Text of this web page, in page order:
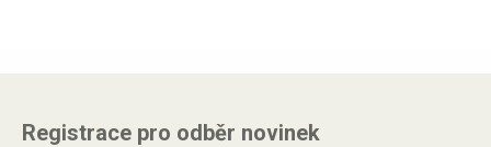
Registrace pro odběr novinek